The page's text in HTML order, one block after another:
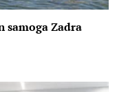
samoga Zadra